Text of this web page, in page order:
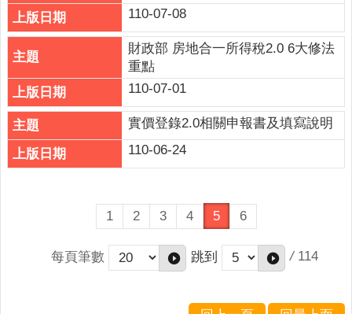
110-07-08
財政部 房地合一所得稅2.0 6大修法
重點
110-07-01
實價登錄2.0相關申報書及填寫說明
110-06-24
1 2 3 4 5 6
每頁筆數 跳到 / 114